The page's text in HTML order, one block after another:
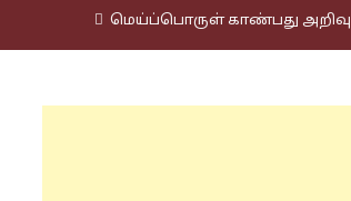
மெய்ப்பொருள் காண்பது அறிவு